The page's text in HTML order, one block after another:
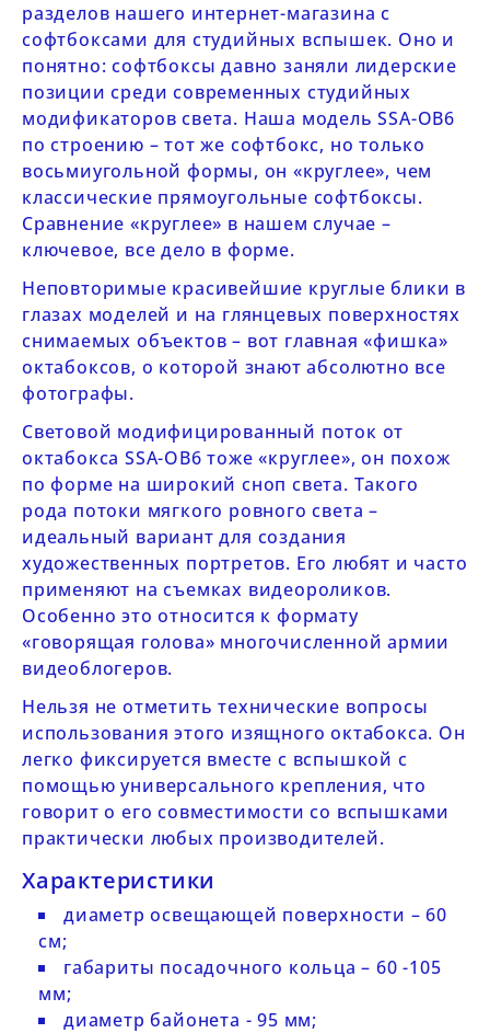
разделов нашего интернет-магазина с
софтбоксами для студийных вспышек. Оно и
понятно: софтбоксы давно заняли лидерские
позиции среди современных студийных
модификаторов света. Наша модельSSA-OB6
по строению – тот же софтбокс, но только
восьмиугольной формы, он «круглее», чем
классические прямоугольные софтбоксы.
Сравнение «круглее» в нашем случае –
ключевое, все дело в форме.
Неповторимые красивейшие круглые блики в
глазах моделей и на глянцевых поверхностях
снимаемых объектов – вот главная «фишка»
октабоксов, о которой знают абсолютно все
фотографы.
Световой модифицированный поток от
октабоксаSSA-OB6тоже «круглее», он похож
по форме на широкий сноп света. Такого
рода потоки мягкого ровного света –
идеальный вариант для создания
художественных портретов. Его любят и часто
применяют на съемках видеороликов.
Особенно это относится к формату
«говорящая голова» многочисленной армии
видеоблогеров.
Нельзя не отметить технические вопросы
использования этого изящного октабокса. Он
легко фиксируется вместе с вспышкой с
помощью универсального крепления, что
говорит о его совместимости со вспышками
практически любых производителей.
Характеристики
диаметр освещающей поверхности – 60
см;
габариты посадочного кольца – 60 -105
мм;
диаметр байонета - 95 мм;